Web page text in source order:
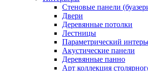
Стеновые панели
Двери
Деревянные потолки
Лестницы
Параметрический
Акустические панели
Деревянные панно
Арт коллекция